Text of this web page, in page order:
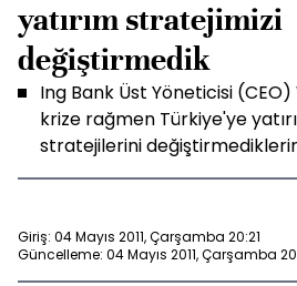
yatırım stratejimizi
değiştirmedik
Ing Bank Üst Yöneticisi
krize rağmen Türkiye'ye
stratejilerini
Giriş: 04 Mayıs 2011, Çarşamba 20:21
Güncelleme: 04 Mayıs 2011, Çarşamba